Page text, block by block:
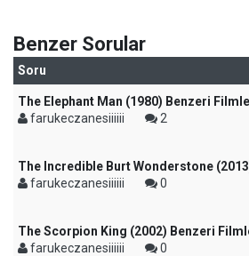
Benzer Sorular
Soru
The Elephant Man (1980) Benzeri
farukeczanesiiiiii
2
The Incredible Burt Wonderstone
farukeczanesiiiiii
0
The Scorpion King (2002) Benzeri
farukeczanesiiiiii
0